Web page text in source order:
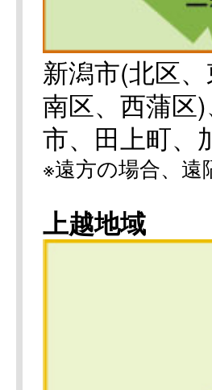
新潟市(北区
南区、西蒲区
市、田上町、
※遠方の場合、
上越地域